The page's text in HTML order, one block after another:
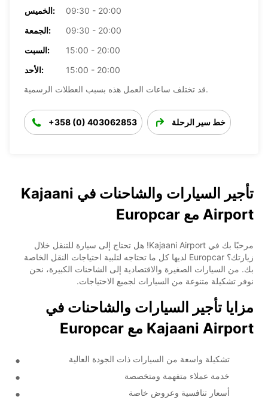
الخميس:
09:30 - 20:00
الجمعة:
09:30 - 20:00
السبت:
15:00 - 20:00
الأحد:
15:00 - 20:00
قد تختلف ساعات العمل هذه بسبب العطلات الرسمية.
+358 (0) 403062853 خط سير الرحلة
تأجير السيارات والشاحنات في Kajaani
Airport مع Europcar
مرحبًا بك في Kajaani Airport! هل تحتاج إلى سيارة للتنقل خلال
زيارتك؟ Europcar لديها كل ما تحتاجه لتلبية احتياجات النقل الخاصة
بك. من السيارات الصغيرة والاقتصادية إلى الشاحنات الكبيرة، نحن
نوفر تشكيلة متنوعة من السيارات لجميع الاحتياجات.
مزايا تأجير السيارات والشاحنات في
Kajaani Airport مع Europcar
تشكيلة واسعة من السيارات ذات الجودة العالية
خدمة عملاء متفهمة ومتخصصة
أسعار تنافسية وعروض خاصة